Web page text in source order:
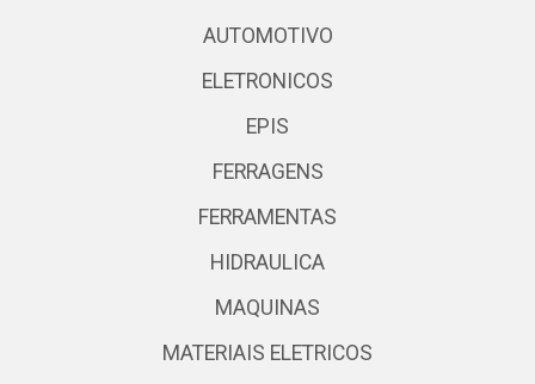
AUTOMOTIVO
ELETRONICOS
EPIS
FERRAGENS
FERRAMENTAS
HIDRAULICA
MAQUINAS
MATERIAIS ELETRICOS